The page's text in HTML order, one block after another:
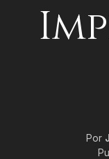
Por